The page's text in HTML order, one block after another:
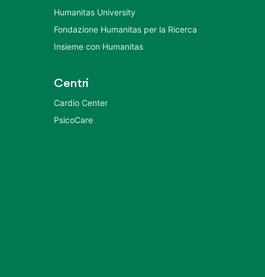
Humanitas University
Fondazione Humanitas per la Ricerca
Insieme con Humanitas
Centri
Cardio Center
PsicoCare